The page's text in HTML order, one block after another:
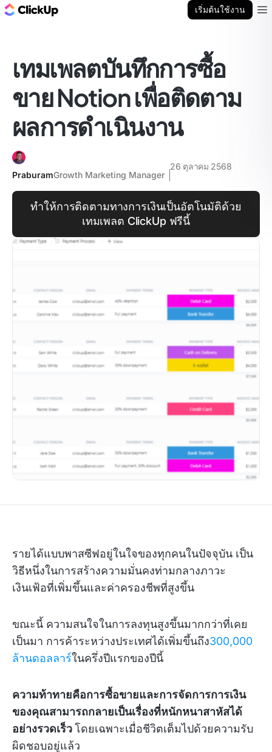
เริ่มต้นใช้งาน
เทมเพลตบันทึกการซื้อ
ขาย Notion เพื่อติดตาม
ผลการดำเนินงาน
PraburamGrowth Marketing Manager
26 ตุลาคม 2568
ทำให้การติดตามทางการเงินเป็นอัตโนมัติด้วย
เทมเพลต ClickUp ฟรีนี้
รายได้แบบพาสซีฟอยู่ในใจของทุกคนในปัจจุบัน เป็น
วิธีหนึ่งในการสร้างความมั่นคงท่ามกลางภาวะ
เงินเฟ้อที่เพิ่มขึ้นและค่าครองชีพที่สูงขึ้น
ขณะนี้ ความสนใจในการลงทุนสูงขึ้นมากกว่าที่เคย
เป็นมา การค้าระหว่างประเทศได้เพิ่มขึ้นถึง300,000
ล้านดอลลาร์ในครึ่งปีแรกของปีนี้
ความท้าทายคือการซื้อขายและการจัดการการเงิน
ของคุณสามารถกลายเป็นเรื่องที่หนักหนาสาหัสได้
อย่างรวดเร็วโดยเฉพาะเมื่อชีวิตเต็มไปด้วยความรับ
ผิดชอบอยู่แล้ว